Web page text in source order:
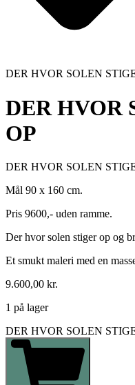
DER HVOR SOLEN
DER HVOR
OP
DER HVOR SOLEN
Mål 90 x 160 cm.
Pris 9600,- uden ramme.
Der hvor solen stiger op og
Et smukt maleri med en
9.600,00 kr.
1 på lager
DER HVOR SOLEN